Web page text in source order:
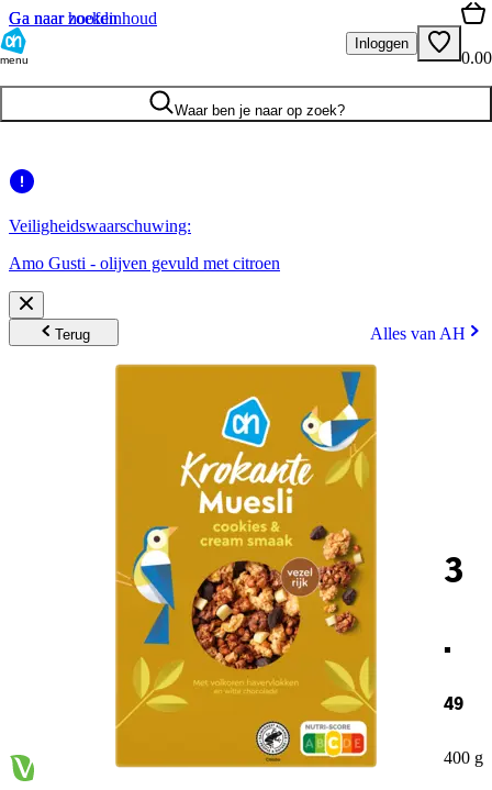
Ga naar hoofdinhoud
Ga naar zoeken
menu
Inloggen
0.00
Waar ben je naar op zoek?
Veiligheidswaarschuwing:
Amo Gusti - olijven gevuld met citroen
Terug Alles van AH
3
.
49
400 g